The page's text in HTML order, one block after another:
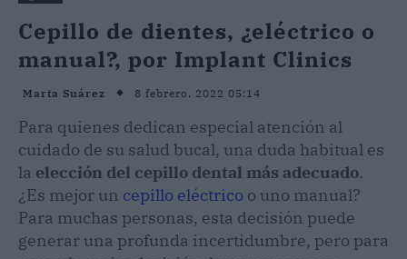
Cepillo de dientes, ¿eléctrico o
manual?, por Implant Clinics
Marta Suárez 8 febrero, 2022 05:14
Para quienes dedican especial atención al
cuidado de su salud bucal, una duda habitual es
la elección del cepillo dental más adecuado.
¿Es mejor un cepillo eléctrico o uno manual?
Para muchas personas, esta decisión puede
generar una profunda incertidumbre, pero para